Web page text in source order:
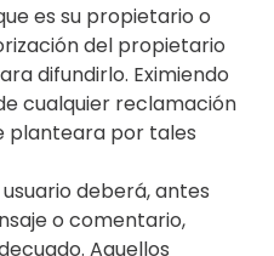
es su propietario o
del propietario
difundirlo. Eximiendo
cualquier reclamación
planteara por tales
deberá, antes
o comentario,
Aquellos